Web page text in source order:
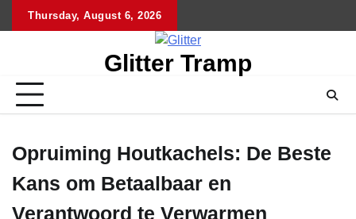
Thursday, August 6, 2026
Glitter Tramp
Opruiming Houtkachels: De Beste
Kans om Betaalbaar en
Verantwoord te Verwarmen